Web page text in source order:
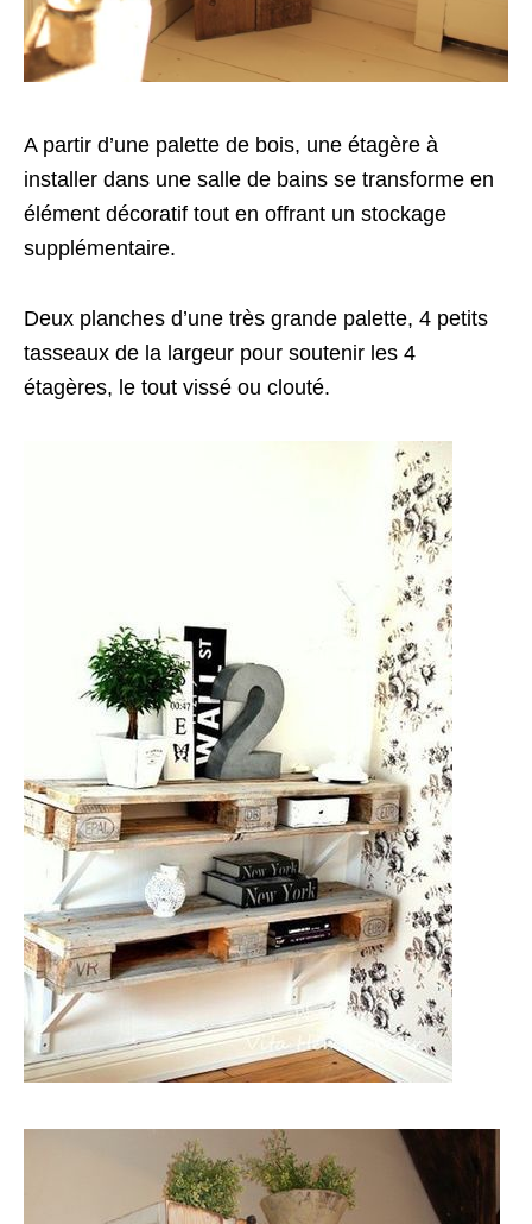
A partir d’une palette de bois, une étagère à
installer dans une salle de bains se transforme en
élément décoratif tout en offrant un stockage
supplémentaire.
Deux planches d’une très grande palette, 4 petits
tasseaux de la largeur pour soutenir les 4
étagères, le tout vissé ou clouté.